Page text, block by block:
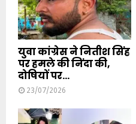
युवा कांग्रेस ने नितीश सिंह
पर हमले की निंदा की,
दोषियों पर...
23/07/2026